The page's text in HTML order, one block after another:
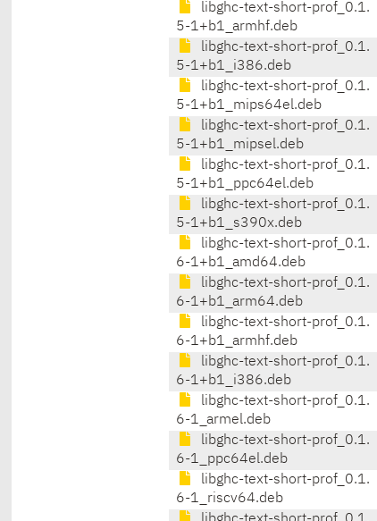
libghc-text-short-prof_0.1.
5-1+b1_armhf.deb
libghc-text-short-prof_0.1.
5-1+b1_i386.deb
libghc-text-short-prof_0.1.
5-1+b1_mips64el.deb
libghc-text-short-prof_0.1.
5-1+b1_mipsel.deb
libghc-text-short-prof_0.1.
5-1+b1_ppc64el.deb
libghc-text-short-prof_0.1.
5-1+b1_s390x.deb
libghc-text-short-prof_0.1.
6-1+b1_amd64.deb
libghc-text-short-prof_0.1.
6-1+b1_arm64.deb
libghc-text-short-prof_0.1.
6-1+b1_armhf.deb
libghc-text-short-prof_0.1.
6-1+b1_i386.deb
libghc-text-short-prof_0.1.
6-1_armel.deb
libghc-text-short-prof_0.1.
6-1_ppc64el.deb
libghc-text-short-prof_0.1.
6-1_riscv64.deb